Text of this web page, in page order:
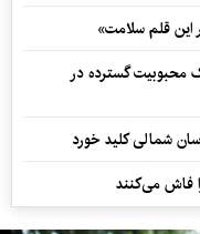
محبوبیت گسترده در
شمالی کلید خورد
فاش می‌کنند